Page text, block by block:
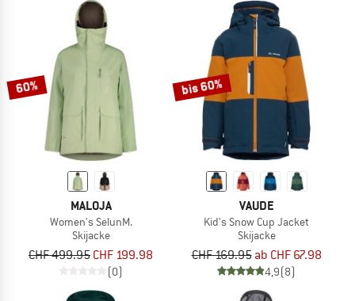
60%
MALOJA
Women's SelunM.
Skijacke
CHF 499.95 CHF 199.98
(0)
bis 60%
VAUDE
Kid's Snow Cup Jacket
Skijacke
CHF 169.95 ab CHF 67.98
4,9(8)